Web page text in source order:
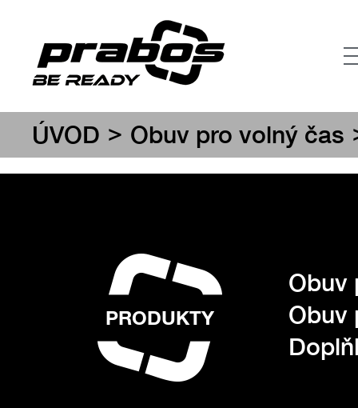
ÚVOD > Obuv pro volný čas
PRODUKTY
Obuv
Obuv